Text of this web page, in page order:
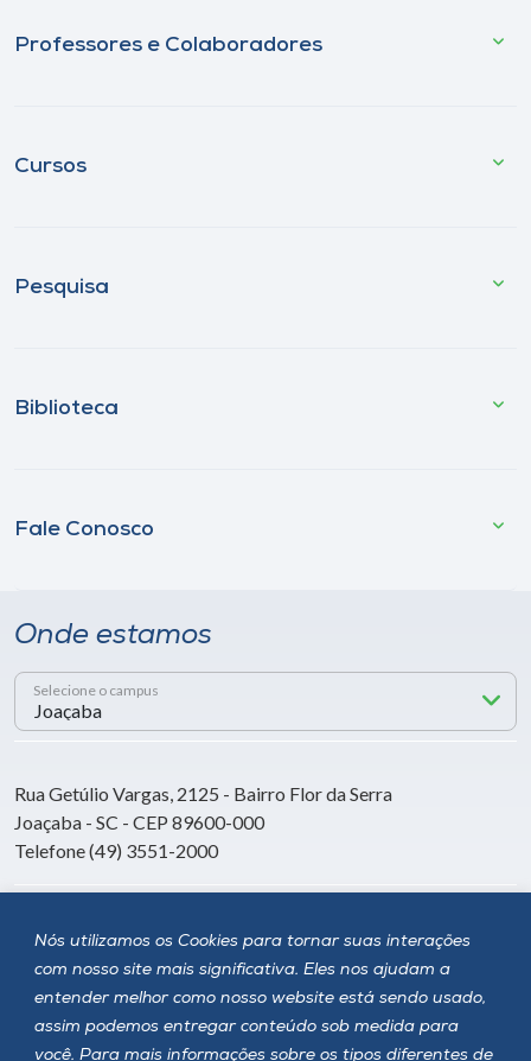
Nós utilizamos os Cookies para tornar suas interações
com nosso site mais significativa. Eles nos ajudam a
entender melhor como nosso website está sendo usado,
assim podemos entregar conteúdo sob medida para
você. Para mais informações sobre os tipos diferentes de
Professores e Colaboradores
Cursos
Pesquisa
Biblioteca
Fale Conosco
Onde estamos
Selecione o campus
Rua Getúlio Vargas, 2125 - Bairro Flor da Serra
Joaçaba - SC - CEP 89600-000
Telefone (49) 3551-2000
Siga a Unoesc